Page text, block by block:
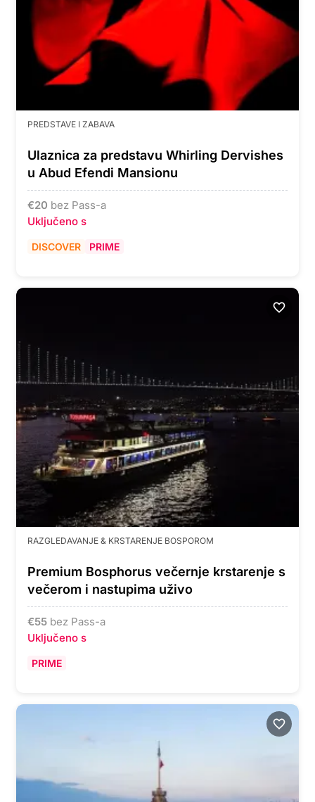
PREDSTAVE I ZABAVA
Ulaznica za predstavu Whirling Dervishes
u Abud Efendi Mansionu
€20 bez Pass-a
Uključeno s
DISCOVER PRIME
RAZGLEDAVANJE & KRSTARENJE BOSPOROM
Premium Bosphorus večernje krstarenje s
večerom i nastupima uživo
€55 bez Pass-a
Uključeno s
PRIME